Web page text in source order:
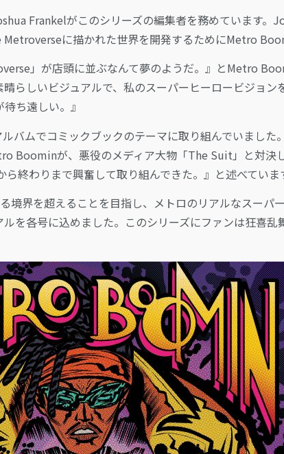
Frankelがこのシリーズの編集者を務めています。
に描かれた世界を開発するためにMetro
」が店頭に並ぶなんて夢のようだ。』とMetro
らしいビジュアルで、私のスーパーヒーロービジョン
ち遠しい。』
バムでコミックブックのテーマに取り組んでいました
Boominが、悪役のメディア大物「The Suit」と対決
終わりまで興奮して取り組んできた。』と述べていま
境界を超えることを目指し、メトロのリアルなスーパ
を各号に込めました。このシリーズにファンは狂喜乱